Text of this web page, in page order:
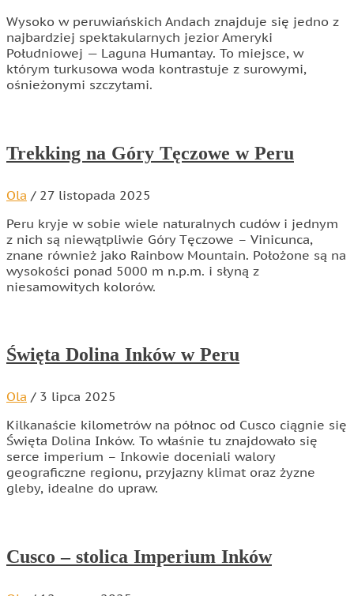
Wysoko w peruwiańskich Andach znajduje się jedno z
najbardziej spektakularnych jezior Ameryki
Południowej — Laguna Humantay. To miejsce, w
którym turkusowa woda kontrastuje z surowymi,
ośnieżonymi szczytami.
Trekking na Góry Tęczowe w Peru
Ola / 27 listopada 2025
Peru kryje w sobie wiele naturalnych cudów i jednym
z nich są niewątpliwie Góry Tęczowe – Vinicunca,
znane również jako Rainbow Mountain. Położone są na
wysokości ponad 5000 m n.p.m. i słyną z
niesamowitych kolorów.
Święta Dolina Inków w Peru
Ola / 3 lipca 2025
Kilkanaście kilometrów na północ od Cusco ciągnie się
Święta Dolina Inków. To właśnie tu znajdowało się
serce imperium – Inkowie doceniali walory
geograficzne regionu, przyjazny klimat oraz żyzne
gleby, idealne do upraw.
Cusco – stolica Imperium Inków